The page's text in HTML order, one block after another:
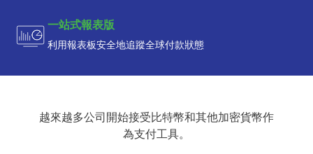
一站式報表版
利用報表板安全地追蹤全球付款狀態
越來越多公司開始接受比特幣和其他加密貨幣作
為支付工具。